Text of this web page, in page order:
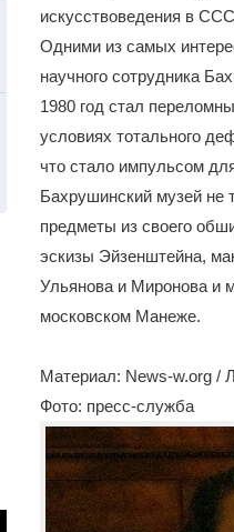
искусствоведения в
Одними из самых
научного сотрудника
1980 год стал
условиях тотального
что стало импульсом
Бахрушинский музей не
предметы из своего
эскизы Эйзенштейна,
Ульянова и Миронова и
московском Манеже.
Материал: News-w.org /
Фото: пресс-служба